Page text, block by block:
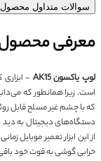
سوالات متداول محصول
معرفی
لوپ یاکسون AK15
-
که با چشم غیر مسلح قابل
دستگاه‌های دیجیتال به
از این ابزار تعمیر
خرابی گوشی به قوت خود